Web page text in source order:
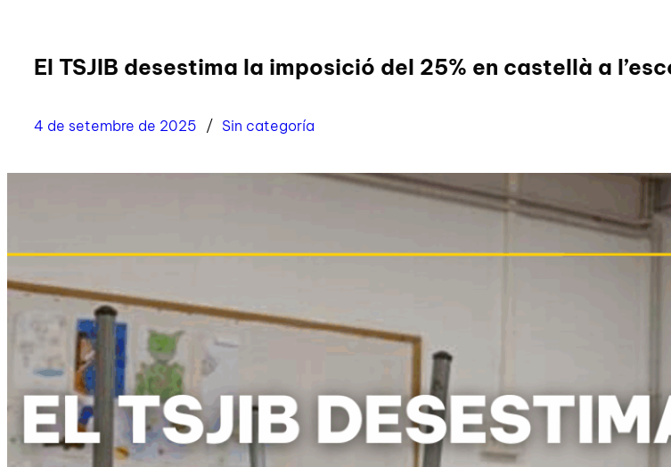
El TSJIB desestima la imposició del 25% en castellà a
4 de setembre de 2025 Sin categoría